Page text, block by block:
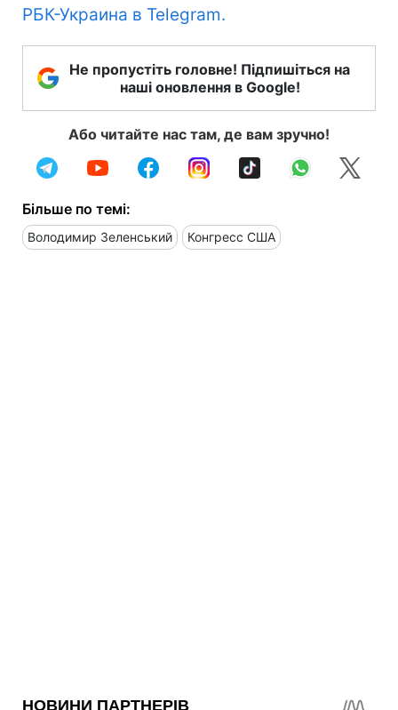
РБК-Украина в Telegram.
Не пропустіть головне! Підпишіться на
наші оновлення в Google!
Або читайте нас там, де вам зручно!
Більше по темі:
Володимир Зеленський Конгресс США